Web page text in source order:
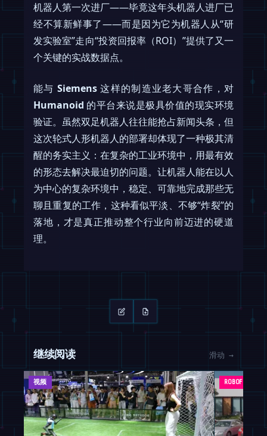
机器人第一次进厂——毕竟这年头机器人进厂已
经不算新鲜事了——而是因为它为机器人从“研
发实验室”走向“投资回报率（ROI）”提供了又一
个关键的实战数据点。
能与 Siemens这样的制造业老大哥合作，对
Humanoid 的平台来说是极具价值的现实环境
验证。虽然双足机器人往往能抢占新闻头条，但
这次轮式人形机器人的部署却体现了一种极其清
醒的务实主义：在复杂的工业环境中，用最有效
的形态去解决最迫切的问题。让机器人能在以人
为中心的复杂环境中，稳定、可靠地完成那些无
聊且重复的工作，这种看似平淡、不够“炸裂”的
落地，才是真正推动整个行业向前迈进的硬道
理。
继续阅读 滑动 →
视频 ROBOFEED